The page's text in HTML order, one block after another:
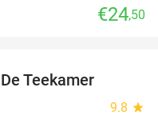
€24,50
Teekamer
9.8 star